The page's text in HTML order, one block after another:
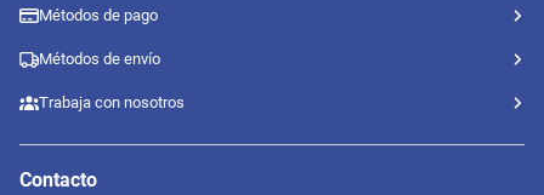
Métodos de pago
Métodos de envío
Trabaja con nosotros
Contacto